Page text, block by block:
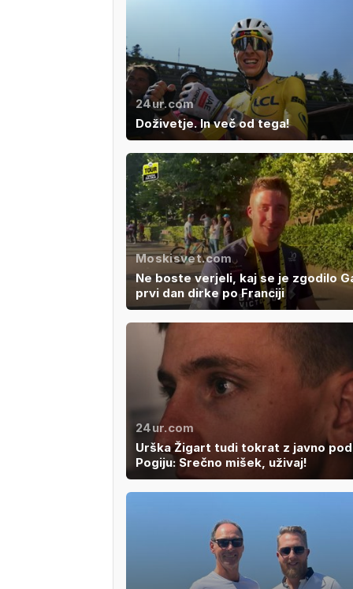
24ur.com
Doživetje. In več od tega!
Moskisvet.com
Ne boste verjeli, kaj se je zgodilo
prvi dan dirke po Franciji
24ur.com
Urška Žigart tudi tokrat z javno
Pogiju: Srečno mišek, uživaj!